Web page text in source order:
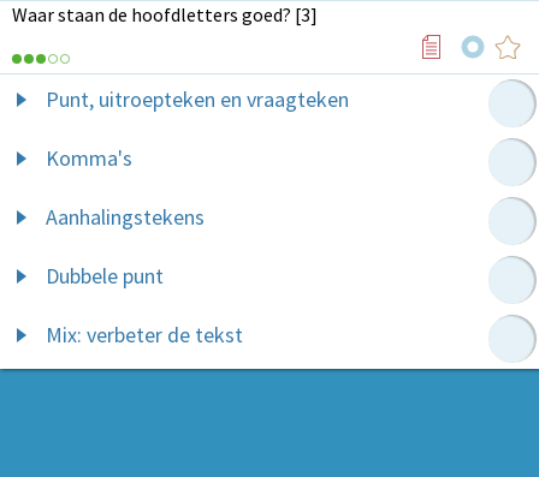
Waar staan de hoofdletters goed? [3]
Punt, uitroepteken en vraagteken
Komma's
Aanhalingstekens
Dubbele punt
Mix: verbeter de tekst